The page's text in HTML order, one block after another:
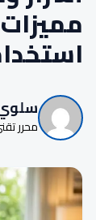
محرر تقني